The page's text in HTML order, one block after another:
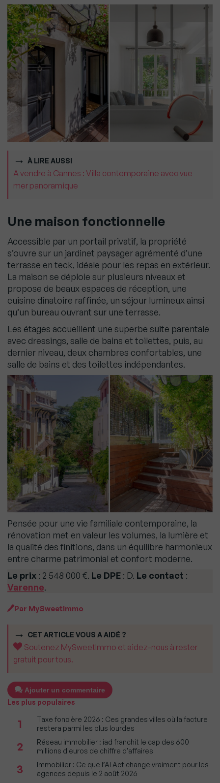
À LIRE AUSSI
A vendre à Cannes : Villa contemporaine avec vue
mer panoramique
Une maison fonctionnelle
Accessible par un portail privatif, la propriété
s’ouvre sur un jardinet paysager agrémenté d’une
terrasse en teck, idéale pour les repas en extérieur.
La maison se déploie sur plusieurs niveaux et
propose de beaux espaces de réception, une
cuisine dinatoire raffinée, un séjour lumineux ainsi
qu’un bureau ouvrant sur une terrasse.
Les étages accueillent une superbe suite parentale
avec dressings, salle de bains et toilettes, puis, au
dernier niveau, deux chambres confortables, une
salle de bains et des toilettes indépendantes.
Pensée pour une vie familiale contemporaine, la
rénovation met en valeur les volumes, la lumière et
la qualité des finitions, dans un équilibre harmonieux
entre charme patrimonial et confort moderne.
Le prix : 2 548 000 €. Le DPE : D. Le contact :
Varenne.
Par MySweetImmo
CET ARTICLE VOUS A AIDÉ ?
Soutenez MySweetImmo et aidez-nous à rester
gratuit pour tous.
Ajouter un commentaire
Les plus populaires
1
Taxe foncière 2026 : Ces grandes villes où la facture
restera parmi les plus lourdes
2
Réseau immobilier : iad franchit le cap des 600
millions d'euros de chiffre d'affaires
3
Immobilier : Ce que l’AI Act change vraiment pour les
agences depuis le 2 août 2026